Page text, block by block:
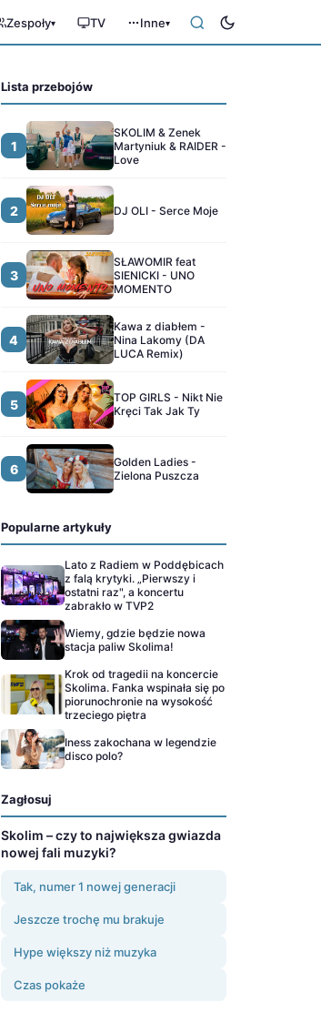
Zespoły▾ TV Inne▾
Lista przebojów
1
SKOLIM & Zenek
Martyniuk & RAIDER -
Love
2 DJ OLI - Serce Moje
3
SŁAWOMIR feat
SIENICKI - UNO
MOMENTO
4
Kawa z diabłem -
Nina Lakomy (DA
LUCA Remix)
5
TOP GIRLS - Nikt Nie
Kręci Tak Jak Ty
6
Golden Ladies -
Zielona Puszcza
Popularne artykuły
Lato z Radiem w Poddębicach
z falą krytyki. „Pierwszy i
ostatni raz", a koncertu
zabrakło w TVP2
Wiemy, gdzie będzie nowa
stacja paliw Skolima!
Krok od tragedii na koncercie
Skolima. Fanka wspinała się po
piorunochronie na wysokość
trzeciego piętra
Iness zakochana w legendzie
disco polo?
Zagłosuj
Skolim – czy to największa gwiazda
nowej fali muzyki?
Tak, numer 1 nowej generacji
Jeszcze trochę mu brakuje
Hype większy niż muzyka
Czas pokaże